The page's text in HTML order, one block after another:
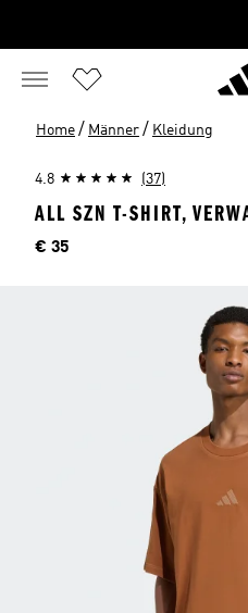
Home / Männer / Kleidung
4.8 (37)
ALL SZN T-SHIRT,
Preis
€ 35